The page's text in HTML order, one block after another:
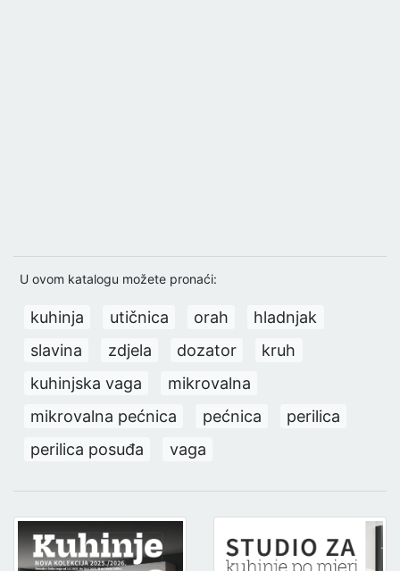
U ovom katalogu možete pronaći:
kuhinja utičnica orah
hladnjak
slavina
zdjela dozator
kruh
kuhinjska vaga
mikrovalna
mikrovalna pećnica
pećnica
perilica
perilica posuđa
vaga